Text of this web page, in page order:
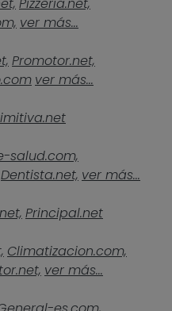
ver más...
Promotor.net,
ver más...
salud.com,
Dentista.net, ver más...
Principal.net
Climatizacion.com,
ver más...